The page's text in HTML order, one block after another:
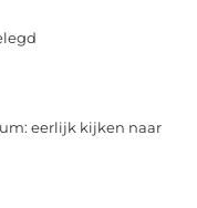
eerlijk kijken naar